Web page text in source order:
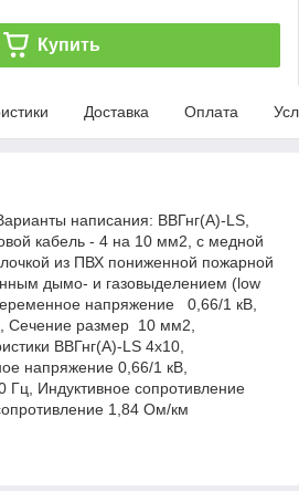
Купить
Доставка Оплата
написания: ВВГнг(А)-LS,
кабель - 4 на 10 мм2, с медной
из ПВХ пониженной пожарной
дымо- и газовыделением (low
напряжение 0,66/1 кВ,
Сечение размер 10 мм2,
ВВГнг(А)-LS 4х10,
напряжение 0,66/1 кВ,
Гц, Индуктивное сопротивление
1,84 Ом/км